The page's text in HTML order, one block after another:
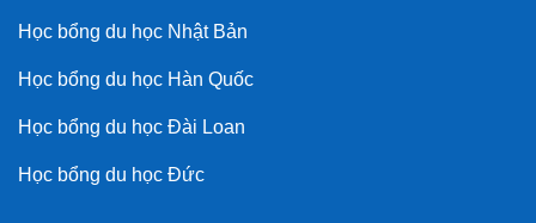
Học bổng du học Nhật Bản
Học bổng du học Hàn Quốc
Học bổng du học Đài Loan
Học bổng du học Đức